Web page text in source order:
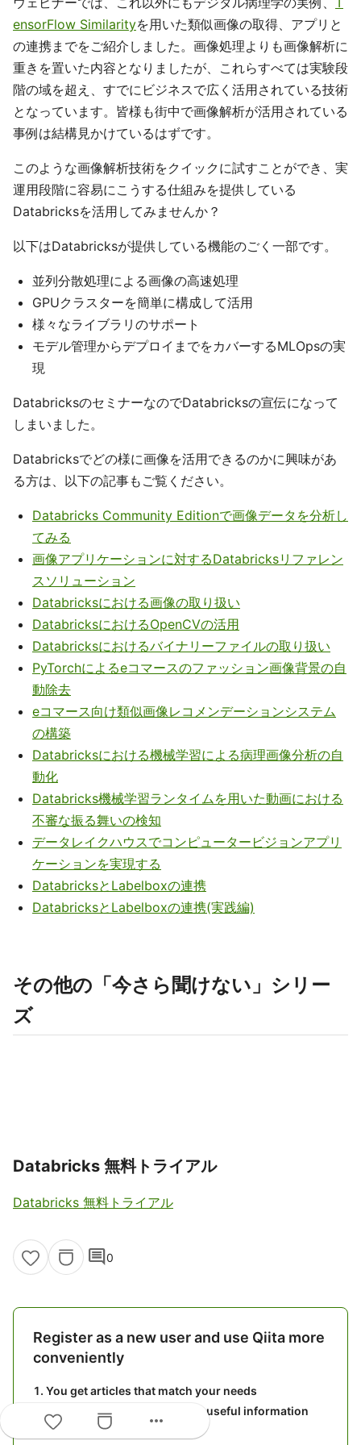
ensorFlow Similarityを用いた類似画像の取得、アプリと
の連携までをご紹介しました。画像処理よりも画像解析に
重きを置いた内容となりましたが、これらすべては実験段
階の域を超え、すでにビジネスで広く活用されている技術
となっています。皆様も街中で画像解析が活用されている
事例は結構見かけているはずです。
このような画像解析技術をクイックに試すことができ、実
運用段階に容易にこうする仕組みを提供している
Databricksを活用してみませんか？
以下はDatabricksが提供している機能のごく一部です。
並列分散処理による画像の高速処理
GPUクラスターを簡単に構成して活用
様々なライブラリのサポート
モデル管理からデプロイまでをカバーするMLOpsの実
現
DatabricksのセミナーなのでDatabricksの宣伝になって
しまいました。
Databricksでどの様に画像を活用できるのかに興味があ
る方は、以下の記事もご覧ください。
Databricks Community Editionで画像データを分析し
てみる
画像アプリケーションに対するDatabricksリファレン
スソリューション
Databricksにおける画像の取り扱い
DatabricksにおけるOpenCVの活用
Databricksにおけるバイナリーファイルの取り扱い
PyTorchによるeコマースのファッション画像背景の自
動除去
eコマース向け類似画像レコメンデーションシステム
の構築
Databricksにおける機械学習による病理画像分析の自
動化
Databricks機械学習ランタイムを用いた動画における
不審な振る舞いの検知
データレイクハウスでコンピュータービジョンアプリ
ケーションを実現する
DatabricksとLabelboxの連携
DatabricksとLabelboxの連携(実践編)
その他の「今さら聞けない」シリー
ズ
Databricks 無料トライアル
Databricks 無料トライアル
comment0
Register as a new user and use Qiita more
conveniently
You get articles that match your needs
You can efficiently read back useful information
You can use dark theme
more_horiz